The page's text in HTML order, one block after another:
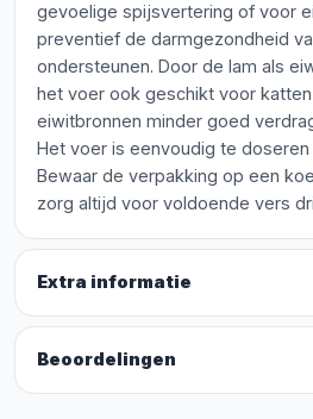
gevoelige spijsvertering of voor
preventief de darmgezondheid
ondersteunen. Door de lam als
het voer ook geschikt voor
eiwitbronnen minder goed
Het voer is eenvoudig te
Bewaar de verpakking op een
zorg altijd voor voldoende vers
Extra informatie
Beoordelingen